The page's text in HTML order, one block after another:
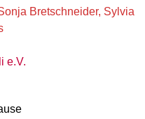
Bretschneider, Sylvia
e.V.